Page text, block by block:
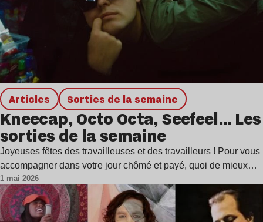
Articles Sorties de la semaine
Kneecap, Octo Octa, Seefeel… Les
sorties de la semaine
Joyeuses fêtes des travailleuses et des travailleurs ! Pour vous
accompagner dans votre jour chômé et payé, quoi de mieux…
1 mai 2026